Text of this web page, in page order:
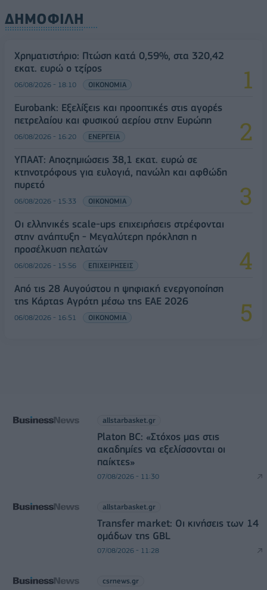
ΔΗΜΟΦΙΛΗ
Χρηματιστήριο: Πτώση κατά 0,59%, στα 320,42
εκατ. ευρώ ο τζίρος
06/08/2026 - 18:10 ΟΙΚΟΝΟΜΙΑ
Eurobank: Εξελίξεις και προοπτικές στις αγορές
πετρελαίου και φυσικού αερίου στην Ευρώπη
06/08/2026 - 16:20 ΕΝΕΡΓΕΙΑ
ΥΠΑΑΤ: Αποζημιώσεις 38,1 εκατ. ευρώ σε
κτηνοτρόφους για ευλογιά, πανώλη και αφθώδη
πυρετό
06/08/2026 - 15:33 ΟΙΚΟΝΟΜΙΑ
Οι ελληνικές scale-ups επιχειρήσεις στρέφονται
στην ανάπτυξη - Μεγαλύτερη πρόκληση η
προσέλκυση πελατών
06/08/2026 - 15:56 ΕΠΙΧΕΙΡΗΣΕΙΣ
Από τις 28 Αυγούστου η ψηφιακή ενεργοποίηση
της Κάρτας Αγρότη μέσω της ΕΑΕ 2026
06/08/2026 - 16:51 ΟΙΚΟΝΟΜΙΑ
allstarbasket.gr
Platon BC: «Στόχος μας στις
ακαδημίες να εξελίσσονται οι
παίκτες»
07/08/2026 - 11:30
allstarbasket.gr
Transfer market: Οι κινήσεις των 14
ομάδων της GBL
07/08/2026 - 11:28
csrnews.gr